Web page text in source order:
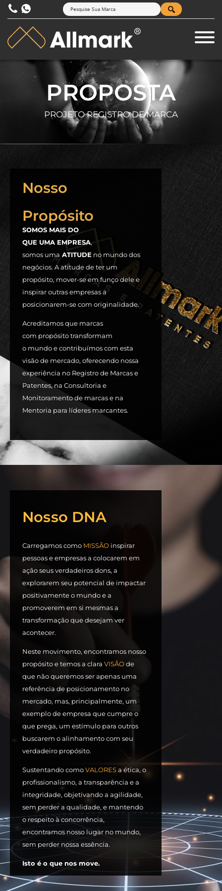
PROPOSTA
PROJETO REGISTRO DE MARCA
Nosso
Propósito
SOMOS MAIS DO
QUE UMA EMPRESA,
somos uma ATITUDE no mundo dos
negócios. A atitude de ter um
propósito, mover-se em funço dele e
inspirar outras empresas a
posicionarem-se com originalidade.
Acreditamos que marcas
com propósito transformam
o mundo e contribuímos com esta
visão de mercado, oferecendo nossa
experiência no Registro de Marcas e
Patentes, na Consultoria e
Monitoramento de marcas e na
Mentoria para líderes marcantes.
Nosso DNA
Carregamos como MISSÃO inspirar
pessoas e empresas a colocarem em
ação seus verdadeiros dons, a
explorarem seu potencial de impactar
positivamente o mundo e a
promoverem em si mesmas a
transformação que desejam ver
acontecer.
Neste movimento, encontramos nosso
propósito e temos a clara VISÃO de
que não queremos ser apenas uma
referência de posicionamento no
mercado, mas, principalmente, um
exemplo de empresa que cumpre o
que prega, um estímulo para outros
buscarem o alinhamento com seu
verdadeiro propósito.
Sustentando como VALORES a ética, o
profissionalismo, a transparência e a
integridade, objetivando a agilidade,
sem perder a qualidade, e mantendo
o respeito à concorrência,
encontramos nosso lugar no mundo,
sem perder nossa essência.
Isto é o que nos move.